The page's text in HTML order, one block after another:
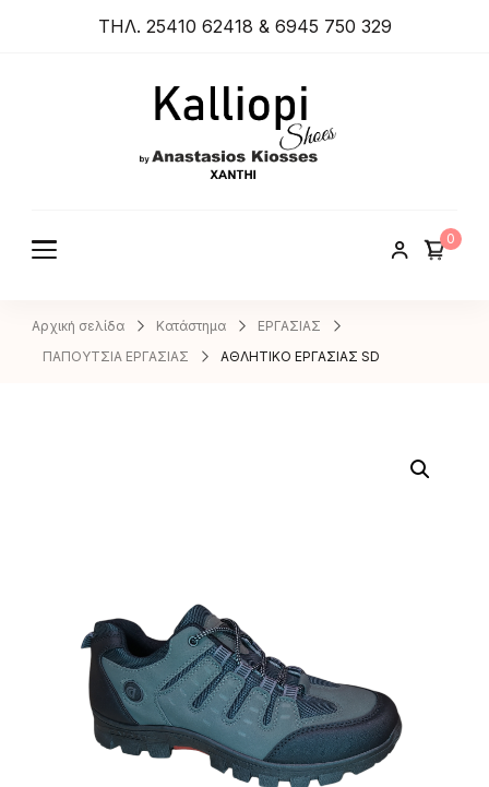
ΤΗΛ. 25410 62418 & 6945 750 329
KIOSSES
0
Αρχική σελίδα Κατάστημα
ΕΡΓΑΣΙΑΣ
ΠΑΠΟΥΤΣΙΑ ΕΡΓΑΣΙΑΣ
ΑΘΛΗΤΙΚΟ ΕΡΓΑΣΙΑΣ SD